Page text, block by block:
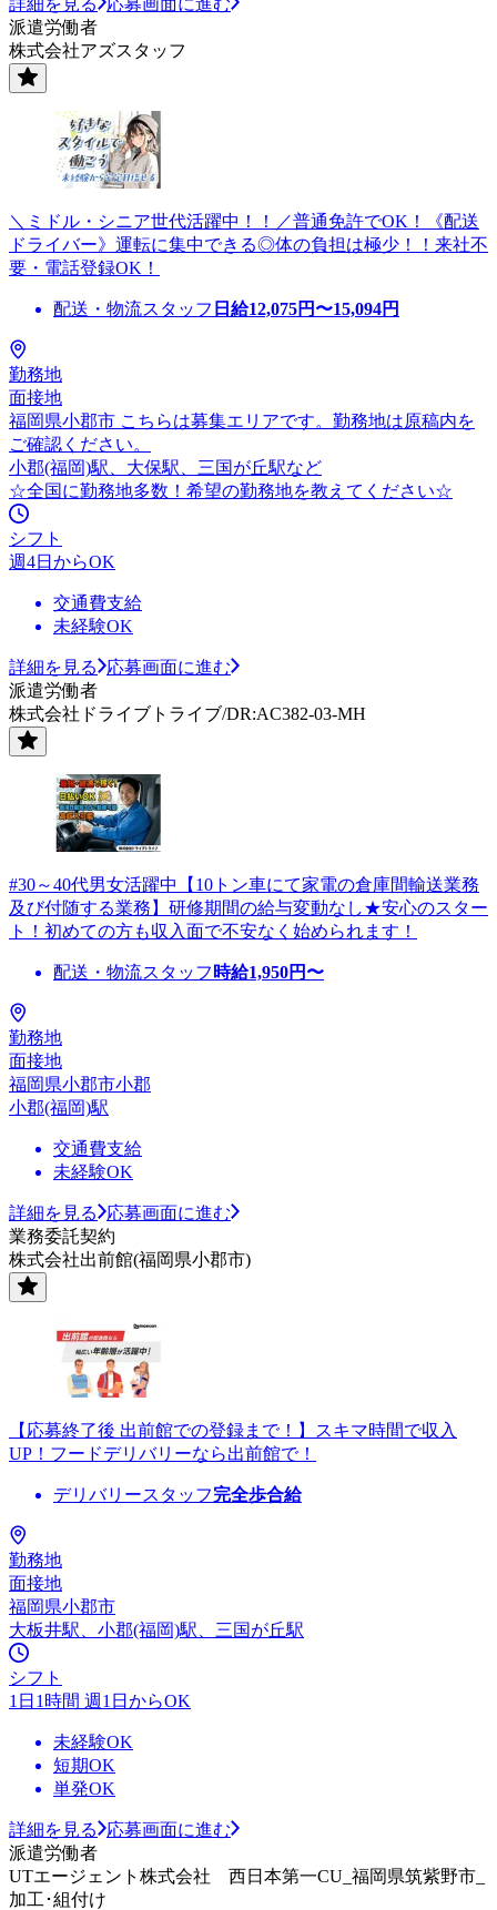
派遣労働者
株式会社アズスタッフ
＼ミドル・シニア世代活躍中！！／普通免許でOK！《配送
ドライバー》運転に集中できる◎体の負担は極少！！来社不
要・電話登録OK！
配送・物流スタッフ 日給12,075円〜15,094円
勤務地
面接地
福岡県小郡市 こちらは募集エリアです。勤務地は原稿内を
ご確認ください。
小郡(福岡)駅、大保駅、三国が丘駅など
☆全国に勤務地多数！希望の勤務地を教えてください☆
シフト
週4日からOK
交通費支給
未経験OK
詳細を見る
応募画面に進む
派遣労働者
株式会社ドライブトライブ/DR:AC382-03-MH
#30～40代男女活躍中【10トン車にて家電の倉庫間輸送業務
及び付随する業務】研修期間の給与変動なし★安心のスター
ト！初めての方も収入面で不安なく始められます！
配送・物流スタッフ 時給1,950円〜
勤務地
面接地
福岡県小郡市小郡
小郡(福岡)駅
交通費支給
未経験OK
詳細を見る
応募画面に進む
業務委託契約
株式会社出前館(福岡県小郡市)
【応募終了後 出前館での登録まで！】スキマ時間で収入
UP！フードデリバリーなら出前館で！
デリバリースタッフ完全歩合給
勤務地
面接地
福岡県小郡市
大板井駅、小郡(福岡)駅、三国が丘駅
シフト
1日1時間 週1日からOK
未経験OK
短期OK
単発OK
詳細を見る
応募画面に進む
派遣労働者
UTエージェント株式会社 西日本第一CU_福岡県筑紫野市_
加工･組付け